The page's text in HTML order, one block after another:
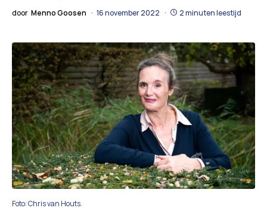
door Menno Goosen 16 november 2022 2 minuten leestijd
Foto: Chris van Houts.